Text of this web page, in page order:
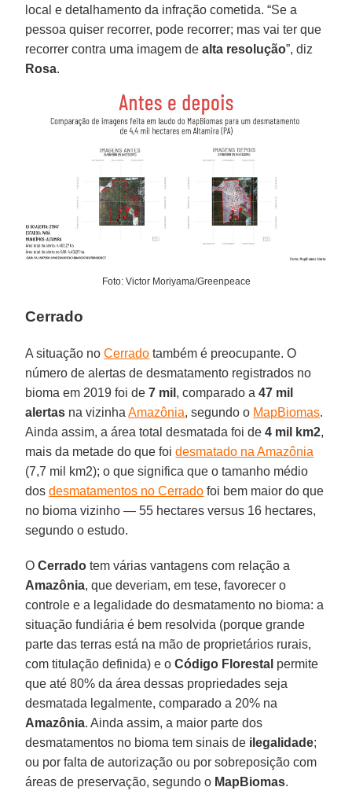
local e detalhamento da infração cometida. “Se a
pessoa quiser recorrer, pode recorrer; mas vai ter que
recorrer contra uma imagem dealta resolução”, diz
Rosa.
Foto: Victor Moriyama/Greenpeace
Cerrado
A situação noCerrado também é preocupante. O
número de alertas de desmatamento registrados no
bioma em 2019 foi de7 mil , comparado a47 mil
alertas na vizinhaAmazônia, segundo o MapBiomas.
Ainda assim, a área total desmatada foi de4 mil km2,
mais da metade do que foidesmatado na Amazônia
(7,7 mil km2); o que significa que o tamanho médio
dosdesmatamentos no Cerrado foi bem maior do que
no bioma vizinho — 55 hectares versus 16 hectares,
segundo o estudo.
OCerrado tem várias vantagens com relação a
Amazônia, que deveriam, em tese, favorecer o
controle e a legalidade do desmatamento no bioma: a
situação fundiária é bem resolvida (porque grande
parte das terras está na mão de proprietários rurais,
com titulação definida) e o Código Florestal permite
que até 80% da área dessas propriedades seja
desmatada legalmente, comparado a 20% na
Amazônia. Ainda assim, a maior parte dos
desmatamentos no bioma tem sinais de ilegalidade;
ou por falta de autorização ou por sobreposição com
áreas de preservação, segundo o MapBiomas.